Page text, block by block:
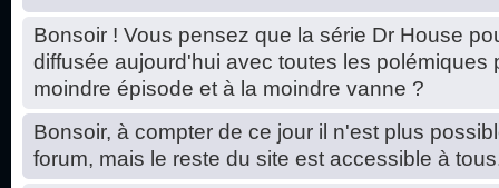
Bonsoir ! Vous pensez que la série Dr House
diffusée aujourd'hui avec toutes les polémiques
moindre épisode et à la moindre vanne ?
Bonsoir, à compter de ce jour il n'est plus
forum, mais le reste du site est accessible à